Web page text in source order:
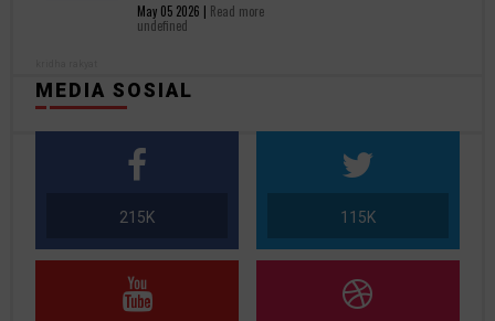
May 05 2026 | Read more
undefined
MEDIA SOSIAL
215K 115K